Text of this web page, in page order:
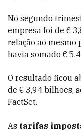
No segundo
empresa foi de €
relação ao mesmo
havia somado €
O resultado ficou
de € 3,94 bilhões,
FactSet.
As tarifas